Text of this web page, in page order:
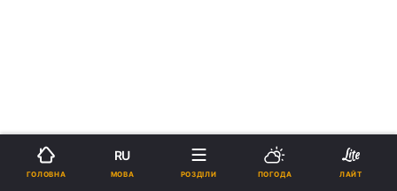
ГОЛОВНА
RU
МОВА РОЗДІЛИ ПОГОДА ЛАЙТ